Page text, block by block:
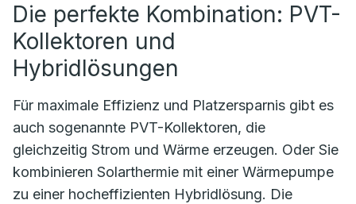
Die perfekte Kombination: PVT-
Kollektoren und
Hybridlösungen
Für maximale Effizienz und Platzersparnis gibt es
auch sogenannte PVT-Kollektoren, die
gleichzeitig Strom und Wärme erzeugen. Oder Sie
kombinieren Solarthermie mit einer Wärmepumpe
zu einer hocheffizienten Hybridlösung. Die